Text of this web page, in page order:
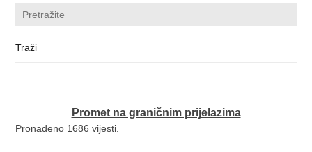
Promet na graničnim prijelazima
Pronađeno 1686 vijesti.